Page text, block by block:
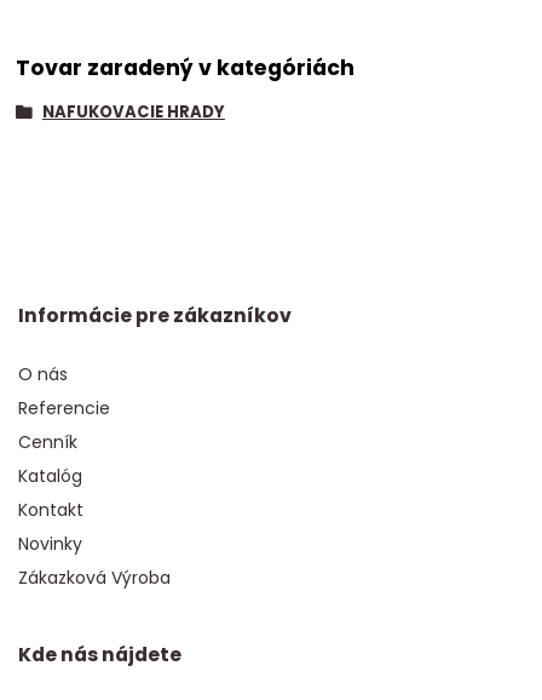
Tovar zaradený v kategóriách
NAFUKOVACIE HRADY
Informácie pre zákazníkov
O nás
Referencie
Cenník
Katalóg
Kontakt
Novinky
Zákazková Výroba
Kde nás nájdete